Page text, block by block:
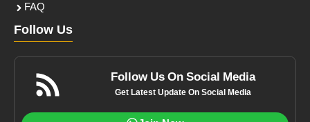
FAQ
Follow Us
Follow Us On Social Media
Get Latest Update On Social Media